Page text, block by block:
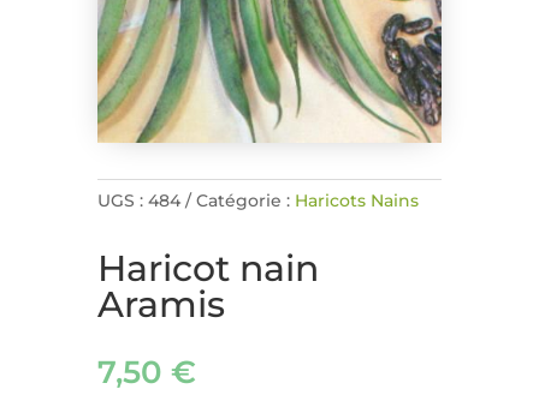
UGS : 484 Catégorie : Haricots Nains
Haricot nain
Aramis
7,50 €